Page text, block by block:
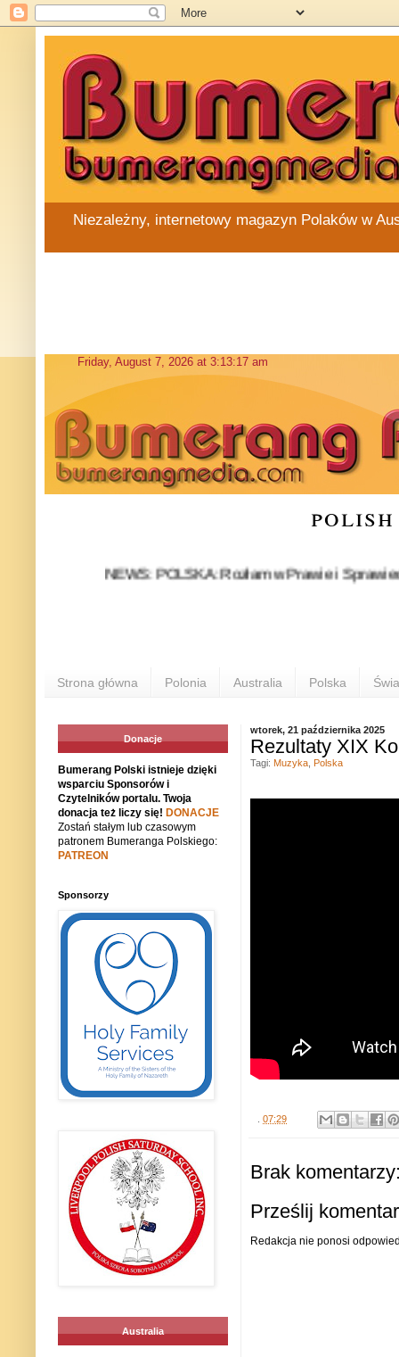
Niezależny, internetowy magazyn Polaków w
NEWS: POLSKA: Rozłam w Prawie i
Strona główna Polonia Australia Polska
wtorek, 21 października 2025
Rezultaty XIX
07:29
Tagi: Muzyka Polska
Brak
Prześlij
Redakcja nie ponosi
Donacje
Bumerang Polski istnieje dzięki
wsparciu Sponsorów i
Czytelników portalu. Twoja
donacja też liczy się! DONACJE
Zostań stałym lub czasowym
patronem Bumeranga Polskiego:
PATREON
Sponsorzy
Australia